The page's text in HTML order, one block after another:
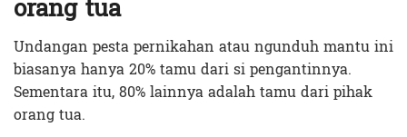
Undangan pesta pernikahan atau ngunduh mantu ini
biasanya hanya 20% tamu dari si pengantinnya.
Sementara itu, 80% lainnya adalah tamu dari pihak
orang tua.